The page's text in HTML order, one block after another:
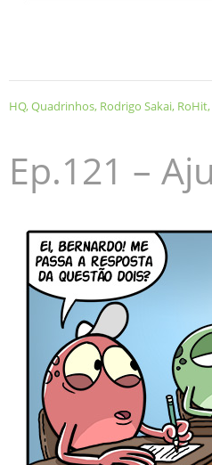
HQ,Quadrinhos, Rodrigo Sakai, RoHit,
Ep.121 –